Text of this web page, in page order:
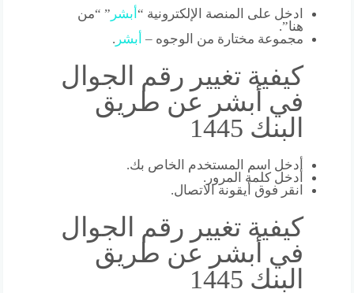
ادخل على المنصة الإلكترونية “ أبشر ” “من
هنا”.
مجموعة مختارة من الوجوه –
أبشر
كيفية تغيير رقم الجوال
في أبشر عن طريق
البنك 1445
أدخل اسم المستخدم الخاص بك.
أدخل كلمة المرور.
انقر فوق أيقونة الاتصال.
كيفية تغيير رقم الجوال
في أبشر عن طريق
البنك 1445